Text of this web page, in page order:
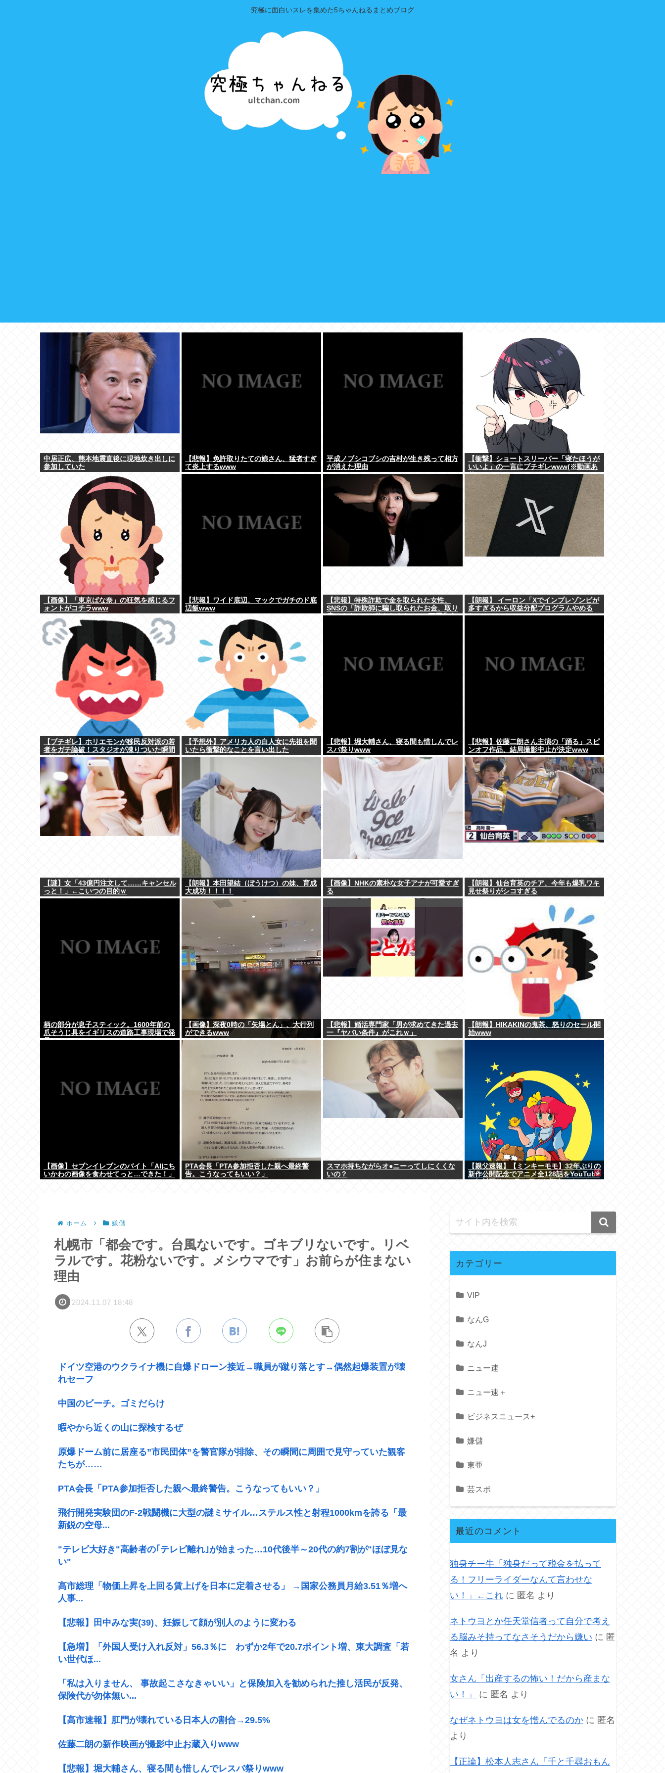
究極に面白いスレを集めた5ちゃんねるまとめブログ
中居正広、熊本地震直後に現地炊き出しに
参加していた
【悲報】免許取りたての娘さん、猛者すぎ
て炎上するwww
平成ノブシコブシの吉村が生き残って相方
が消えた理由
【衝撃】ショートスリーパー「寝たほうが
いいよ」の一言にブチギレwww(※動画あ
り)
【画像】「東京ばな奈」の狂気を感じるフ
ォントがコチラwww
【悲報】ワイド底辺、マックでガチのド底
辺飯www
【悲報】特殊詐欺で金を取られた女性、
SNSの「詐欺師に騙し取られたお金、取り
戻せます」」に釣られさらに240万円失う
【朗報】 イーロン「Xでインプレゾンビが
多すぎるから収益分配プログラムやめる
わ」
【ブチギレ】ホリエモンが移民反対派の若
者をガチ論破！スタジオが凍りついた瞬間
がヤバすぎる…
【予想外】アメリカ人の白人女に先祖を聞
いたら衝撃的なことを言い出した
【悲報】堀大輔さん、寝る間も惜しんでレ
スバ祭りwww
【悲報】佐藤二朗さん主演の「踊る」スピ
ンオフ作品、結局撮影中止が決定www
【謎】女「43億円注文して……キャンセル
っと！」←こいつの目的ｗ
【朗報】本田望結（ぼうけつ）の妹、育成
大成功！！！！
【画像】NHKの素朴な女子アナが可愛すぎ
る
【朗報】仙台育英のチア、今年も爆乳ワキ
見せ祭りがシコすぎる
柄の部分が息子スティック。1600年前の
爪そうじ具をイギリスの道路工事現場で発
見
【画像】深夜0時の「矢場とん」、大行列
ができるwww
【悲報】婚活専門家「男が求めてきた過去
一『ヤバい条件』がこれｗ」
【朗報】HIKAKINの鬼茶、怒りのセール開
始www
【画像】セブンイレブンのバイト「AIにち
いかわの画像を食わせてっと…できた！」
PTA会長「PTA参加拒否した親へ最終警
告。こうなってもいい？」
スマホ持ちながらオ●ニーってしにくくな
いの？
【親父速報】【ミンキーモモ】32年ぶりの
新作公開記念でアニメ全128話をYouTube
ホーム 嫌儲
札幌市「都会です。台風ないです。ゴキブリないです。リベ
ラルです。花粉ないです。メシウマです」お前らが住まない
理由
2024.11.07 18:48
ドイツ空港のウクライナ機に自爆ドローン接近→職員が蹴り落とす→偶然起爆装置が壊
れセーフ
中国のビーチ。ゴミだらけ
暇やから近くの山に探検するぜ
原爆ドーム前に居座る”市民団体”を警官隊が排除、その瞬間に周囲で見守っていた観客
たちが……
PTA会長「PTA参加拒否した親へ最終警告。こうなってもいい？」
飛行開発実験団のF-2戦闘機に大型の謎ミサイル…ステルス性と射程1000kmを誇る「最
新鋭の空母...
"テレビ大好き"高齢者の｢テレビ離れ｣が始まった…10代後半～20代の約7割が"ほぼ見な
い"
高市総理「物価上昇を上回る賃上げを日本に定着させる」 →国家公務員月給3.51％増へ
人事...
【悲報】田中みな実(39)、妊娠して顔が別人のように変わる
【急増】「外国人受け入れ反対」56.3％に わずか2年で20.7ポイント増、東大調査「若
い世代ほ...
「私は入りません、 事故起こさなきゃいい」と保険加入を勧められた推し活民が反発、
保険代が勿体無い...
【高市速報】肛門が壊れている日本人の割合→29.5%
佐藤二朗の新作映画が撮影中止お蔵入りwww
【悲報】堀大輔さん、寝る間も惜しんでレスバ祭りwww
カテゴリー
VIP
なんG
なんJ
ニュー速
ニュー速＋
ビジネスニュース+
嫌儲
東亜
芸スポ
最近のコメント
独身チー牛「独身だって税金を払って
る！フリーライダーなんて言わせな
い！」←これ に 匿名 より
ネトウヨとか任天堂信者って自分で考え
る脳みそ持ってなさそうだから嫌い に 匿
名 より
女さん「出産するの怖い！だから産まな
い！」
に 匿名 より
なぜネトウヨは女を憎んでるのか に 匿名
より
【正論】松本人志さん「千と千尋おもん